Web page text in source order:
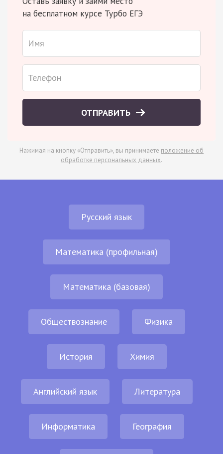
на бесплатном курсе Турбо ЕГЭ
ОТПРАВИТЬ
Нажимая на кнопку «Отправить», вы принимаете положение об
обработке персональных данных.
Русский язык
Математика (профильная)
Математика (базовая)
Обществознание Физика
История Химия
Английский язык Литература
Информатика География